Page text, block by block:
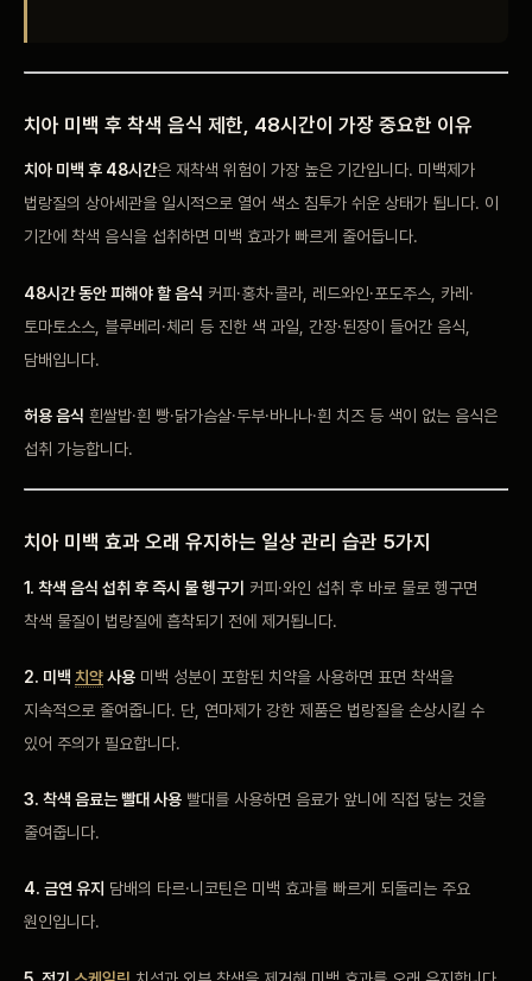
치아 미백 후 착색 음식 제한, 48시간이 가장 중요한 이유
치아 미백 후 48시간은 재착색 위험이 가장 높은 기간입니다. 미백제가
법랑질의 상아세관을 일시적으로 열어 색소 침투가 쉬운 상태가 됩니다. 이
기간에 착색 음식을 섭취하면 미백 효과가 빠르게 줄어듭니다.
48시간 동안 피해야 할 음식 커피·홍차·콜라, 레드와인·포도주스, 카레·
토마토소스, 블루베리·체리 등 진한 색 과일, 간장·된장이 들어간 음식,
담배입니다.
허용 음식 흰쌀밥·흰 빵·닭가슴살·두부·바나나·흰 치즈 등 색이 없는 음식은
섭취 가능합니다.
치아 미백 효과 오래 유지하는 일상 관리 습관 5가지
1. 착색 음식 섭취 후 즉시 물 헹구기
커피·와인 섭취 후 바로 물로 헹구면
착색 물질이 법랑질에 흡착되기 전에 제거됩니다.
2. 미백 치약사용 미백 성분이 포함된 치약을 사용하면 표면 착색을
지속적으로 줄여줍니다. 단, 연마제가 강한 제품은 법랑질을 손상시킬 수
있어 주의가 필요합니다.
3. 착색 음료는 빨대 사용 빨대를 사용하면 음료가 앞니에 직접 닿는 것을
줄여줍니다.
4. 금연 유지 담배의 타르·니코틴은 미백 효과를 빠르게 되돌리는 주요
원인입니다.